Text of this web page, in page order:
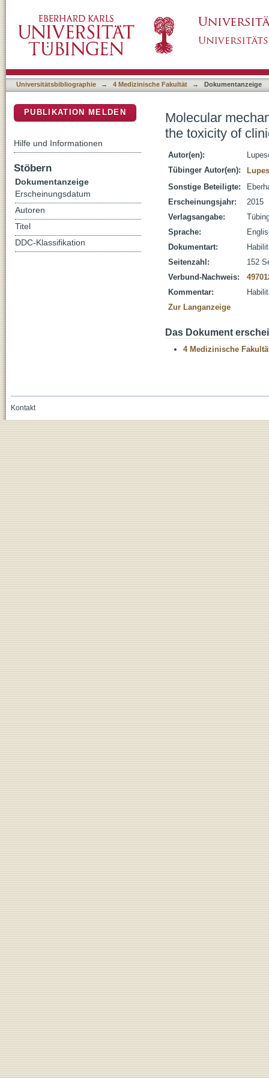
natural bioactive agents on red blood cells
Universitätsbibliographie → 4 Medizinische Fakultät → Dokumentanzeige
Molecular
the toxicity of
Autor(en):
Tübinger Autor(en):
Sonstige Beteiligte:
Erscheinungsjahr:
2015
Verlagsangabe:
Sprache:
Dokumentart:
Seitenzahl:
152
Verbund-Nachweis:
Kommentar:
Zur Langanzeige
Das Dokument
4 Medizinische
PUBLIKATION MELDEN
Hilfe und Informationen
Stöbern
Dokumentanzeige
Erscheinungsdatum
Autoren
Titel
DDC-Klassifikation
Kontakt